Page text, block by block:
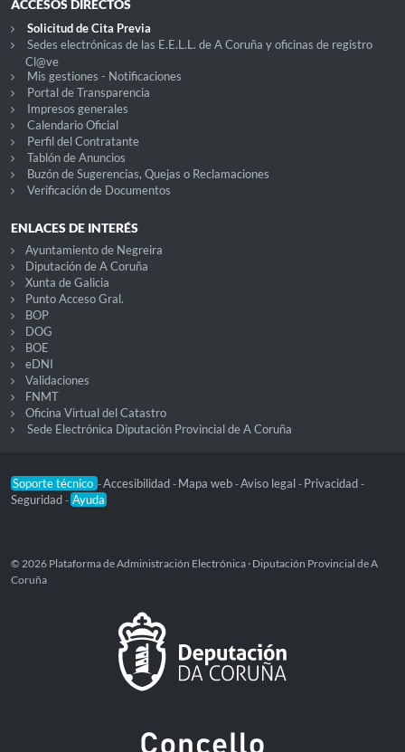
ACCESOS DIRECTOS
Solicitud de Cita Previa
Sedes electrónicas de las E.E.L.L. de A Coruña y oficinas de registro
Cl@ve
Mis gestiones - Notificaciones
Portal de Transparencia
Impresos generales
Calendario Oficial
Perfil del Contratante
Tablón de Anuncios
Buzón de Sugerencias, Quejas o Reclamaciones
Verificación de Documentos
ENLACES DE INTERÉS
Ayuntamiento de Negreira
Diputación de A Coruña
Xunta de Galicia
Punto Acceso Gral.
BOP
DOG
BOE
eDNI
Validaciones
FNMT
Oficina Virtual del Catastro
Sede Electrónica Diputación Provincial de A Coruña
Soporte técnico -Accesibilidad - Mapa web -Aviso legal - Privacidad -
Seguridad - Ayuda
© 2026 Plataforma de Administración Electrónica · Diputación Provincial de A
Coruña